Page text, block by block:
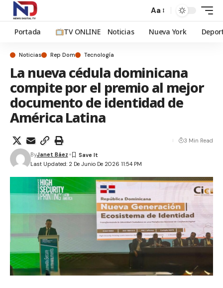
Aa
Portada TV ONLINE Noticias Nueva York
Noticias Rep Dom Tecnología
La nueva cédula dominicana
compite por el premio al mejor
documento de identidad de
América Latina
Last Updated: 2 De Junio De 2026 11:54 PM
ByJanet Báez
3 Min Read